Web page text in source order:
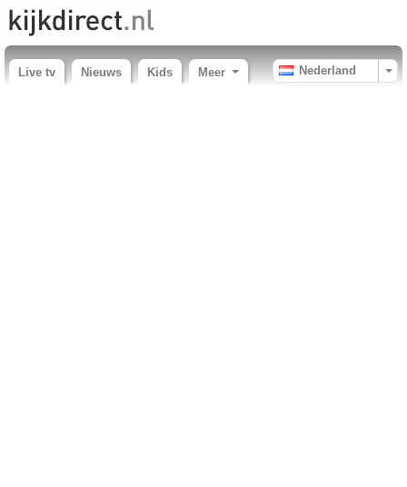
Live tv Nieuws Kids Meer Nederland